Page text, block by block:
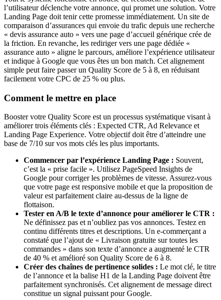
l’utilisateur déclenche votre annonce, qui promet une solution. Votre
Landing Page doit tenir cette promesse immédiatement. Un site de
comparaison d’assurances qui envoie du trafic depuis une recherche
« devis assurance auto » vers une page d’accueil générique crée de
la friction. En revanche, les rediriger vers une page dédiée «
assurance auto » aligne le parcours, améliore l’expérience utilisateur
et indique à Google que vous êtes un bon match. Cet alignement
simple peut faire passer un Quality Score de 5 à 8, en réduisant
facilement votre CPC de 25 % ou plus.
Comment le mettre en place
Booster votre Quality Score est un processus systématique visant à
améliorer trois éléments clés : Expected CTR, Ad Relevance et
Landing Page Experience. Votre objectif doit être d’atteindre une
base de 7/10 sur vos mots clés les plus importants.
Commencer par l’expérience Landing Page : Souvent,
c’est la « prise facile ». Utilisez PageSpeed Insights de
Google pour corriger les problèmes de vitesse. Assurez-vous
que votre page est responsive mobile et que la proposition de
valeur est parfaitement claire au-dessus de la ligne de
flottaison.
Tester en A/B le texte d’annonce pour améliorer le CTR :
Ne définissez pas et n’oubliez pas vos annonces. Testez en
continu différents titres et descriptions. Un e-commerçant a
constaté que l’ajout de « Livraison gratuite sur toutes les
commandes » dans son texte d’annonce a augmenté le CTR
de 40 % et amélioré son Quality Score de 6 à 8.
Créer des chaînes de pertinence solides : Le mot clé, le titre
de l’annonce et la balise H1 de la Landing Page doivent être
parfaitement synchronisés. Cet alignement de message direct
constitue un signal puissant pour Google.